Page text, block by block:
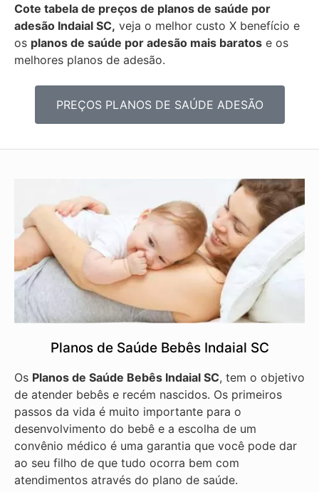
Cote tabela de preços de planos de saúde por
adesão Indaial SC, veja o melhor custo X benefício e
os planos de saúde por adesão mais baratos e os
melhores planos de adesão.
PREÇOS PLANOS DE SAÚDE ADESÃO
Planos de Saúde Bebês Indaial SC
Os Planos de Saúde Bebês Indaial SC, tem o objetivo
de atender bebês e recém nascidos. Os primeiros
passos da vida é muito importante para o
desenvolvimento do bebê e a escolha de um
convênio médico é uma garantia que você pode dar
ao seu filho de que tudo ocorra bem com
atendimentos através do plano de saúde.